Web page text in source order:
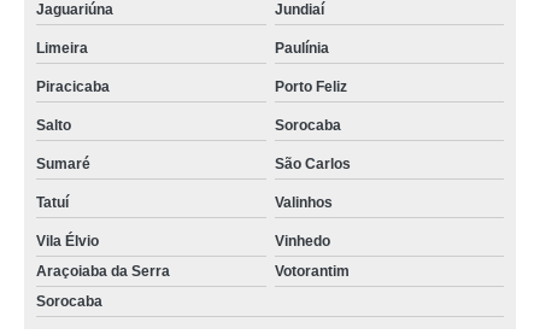
Jaguariúna Jundiaí
Limeira Paulínia
Piracicaba Porto Feliz
Salto Sorocaba
Sumaré São Carlos
Tatuí Valinhos
Vila Élvio
Vinhedo
Araçoiaba da Serra
Votorantim
Sorocaba